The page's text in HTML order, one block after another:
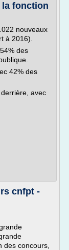
la fonction
nouveaux
à 2016).
des
42% des
avec
cnfpt -
des concours,